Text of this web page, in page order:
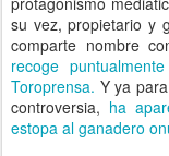
su vez, propietario y
comparte nombre
recoge
Toroprensa. Y ya
controversia, ha
estopa al ganadero